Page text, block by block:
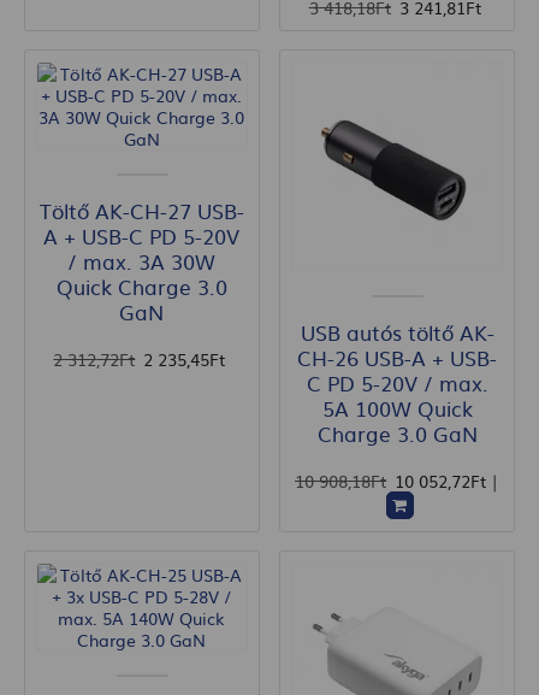
3 418,18Ft 3 241 ,81Ft
Töltő AK-CH-27 USB-
A + USB-C PD 5-20V
/ max. 3A 30W
Quick Charge 3.0
GaN
2 312,72Ft 2 235,45Ft
USB autós töltő AK-
CH-26 USB-A + USB-
C PD 5-20V / max.
5A 100W Quick
Charge 3.0 GaN
10 908,18Ft 10 052,72Ft |